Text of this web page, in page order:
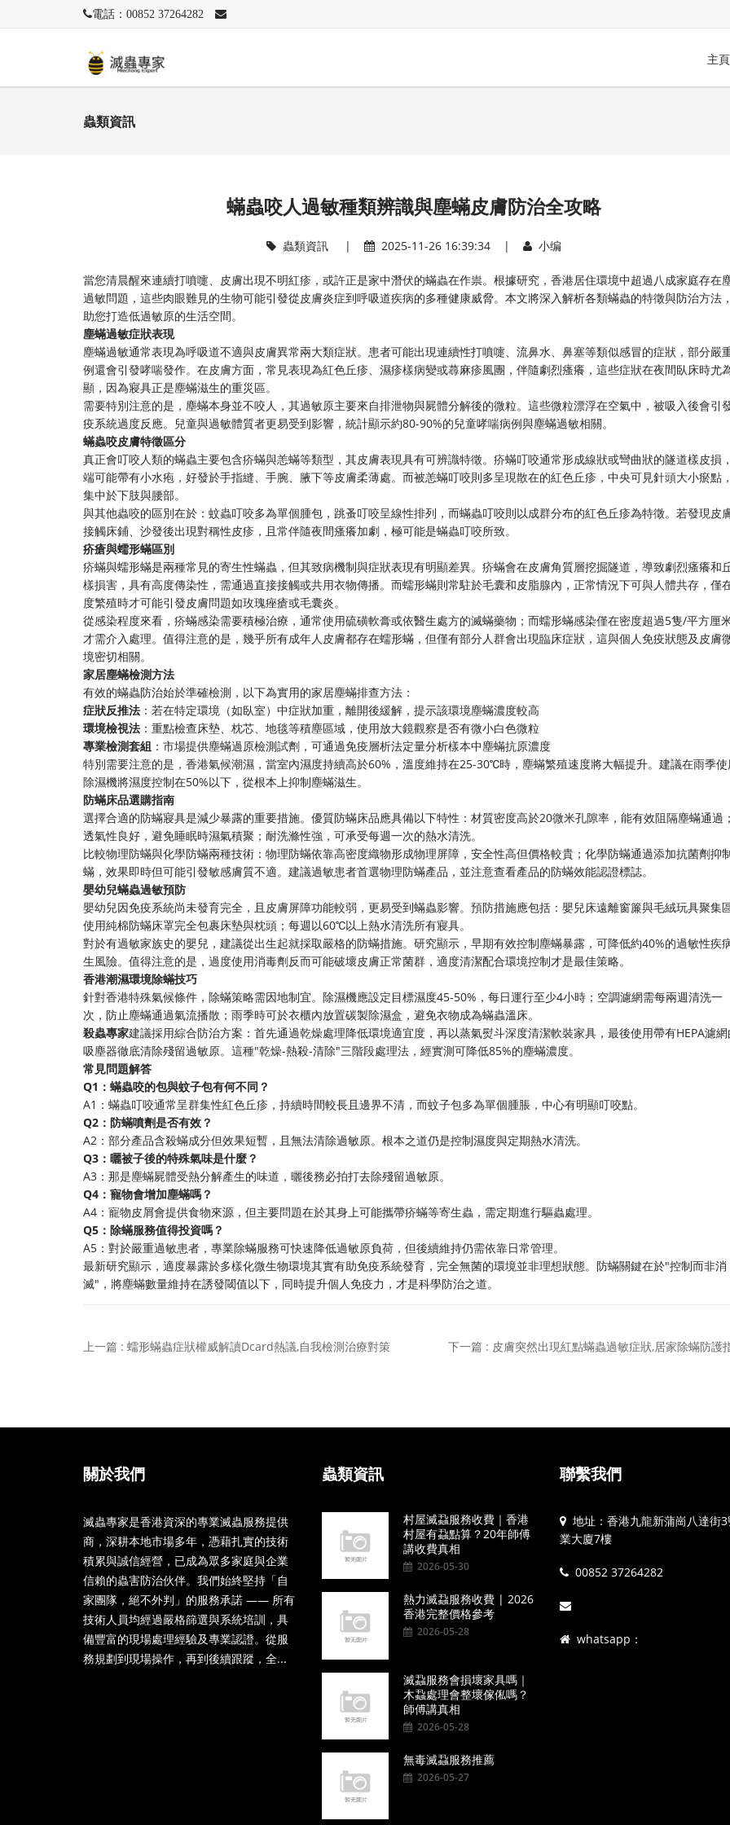
電話：00852 37264282
主頁
蟲類資訊
蟎蟲咬人過敏種類辨識與塵蟎皮膚防治全攻略
蟲類資訊 | 2025-11-26 16:39:34 | 小编
當您清晨醒來連續打噴嚏、皮膚出現不明紅疹，或許正是家中潛伏的蟎蟲在作祟。根據研究，香港居住環境中超過八成家庭存在
過敏問題，這些肉眼難見的生物可能引發從皮膚炎症到呼吸道疾病的多種健康威脅。本文將深入解析各類蟎蟲的特徵與防治方法
助您打造低過敏原的生活空間。
塵蟎過敏症狀表現
塵蟎過敏通常表現為呼吸道不適與皮膚異常兩大類症狀。患者可能出現連續性打噴嚏、流鼻水、鼻塞等類似感冒的症狀，部分嚴
例還會引發哮喘發作。在皮膚方面，常見表現為紅色丘疹、濕疹樣病變或蕁麻疹風團，伴隨劇烈瘙癢，這些症狀在夜間臥床時尤
顯，因為寢具正是塵蟎滋生的重災區。
需要特別注意的是，塵蟎本身並不咬人，其過敏原主要來自排泄物與屍體分解後的微粒。這些微粒漂浮在空氣中，被吸入後會引
疫系統過度反應。兒童與過敏體質者更易受到影響，統計顯示約80-90%的兒童哮喘病例與塵蟎過敏相關。
蟎蟲咬皮膚特徵區分
真正會叮咬人類的蟎蟲主要包含疥蟎與恙蟎等類型，其皮膚表現具有可辨識特徵。疥蟎叮咬通常形成線狀或彎曲狀的隧道樣皮損
端可能帶有小水疱，好發於手指縫、手腕、腋下等皮膚柔薄處。而被恙蟎叮咬則多呈現散在的紅色丘疹，中央可見針頭大小瘀點
集中於下肢與腰部。
與其他蟲咬的區別在於：蚊蟲叮咬多為單個腫包，跳蚤叮咬呈線性排列，而蟎蟲叮咬則以成群分布的紅色丘疹為特徵。若發現皮
接觸床鋪、沙發後出現對稱性皮疹，且常伴隨夜間瘙癢加劇，極可能是蟎蟲叮咬所致。
疥瘡與蠕形蟎區別
疥蟎與蠕形蟎是兩種常見的寄生性蟎蟲，但其致病機制與症狀表現有明顯差異。疥蟎會在皮膚角質層挖掘隧道，導致劇烈瘙癢和
樣損害，具有高度傳染性，需通過直接接觸或共用衣物傳播。而蠕形蟎則常駐於毛囊和皮脂腺內，正常情況下可與人體共存，僅
度繁殖時才可能引發皮膚問題如玫瑰痤瘡或毛囊炎。
從感染程度來看，疥蟎感染需要積極治療，通常使用硫磺軟膏或依醫生處方的滅蟎藥物；而蠕形蟎感染僅在密度超過5隻/平方厘
才需介入處理。值得注意的是，幾乎所有成年人皮膚都存在蠕形蟎，但僅有部分人群會出現臨床症狀，這與個人免疫狀態及皮膚
境密切相關。
家居塵蟎檢測方法
有效的蟎蟲防治始於準確檢測，以下為實用的家居塵蟎排查方法：
症狀反推法 ：若在特定環境（如臥室）中症狀加重，離開後緩解，提示該環境塵蟎濃度較高
環境檢視法 ：重點檢查床墊、枕芯、地毯等積塵區域，使用放大鏡觀察是否有微小白色微粒
專業檢測套組 ：市場提供塵蟎過原檢測試劑，可通過免疫層析法定量分析樣本中塵蟎抗原濃度
特別需要注意的是，香港氣候潮濕，當室內濕度持續高於60%，溫度維持在25-30℃時，塵蟎繁殖速度將大幅提升。建議在雨季
除濕機將濕度控制在50%以下，從根本上抑制塵蟎滋生。
防蟎床品選購指南
選擇合適的防蟎寢具是減少暴露的重要措施。優質防蟎床品應具備以下特性：材質密度高於20微米孔隙率，能有效阻隔塵蟎通過
透氣性良好，避免睡眠時濕氣積聚；耐洗滌性強，可承受每週一次的熱水清洗。
比較物理防蟎與化學防蟎兩種技術：物理防蟎依靠高密度織物形成物理屏障，安全性高但價格較貴；化學防蟎通過添加抗菌劑抑
蟎，效果即時但可能引發敏感膚質不適。建議過敏患者首選物理防蟎產品，並注意查看產品的防蟎效能認證標誌。
嬰幼兒蟎蟲過敏預防
嬰幼兒因免疫系統尚未發育完全，且皮膚屏障功能較弱，更易受到蟎蟲影響。預防措施應包括：嬰兒床遠離窗簾與毛絨玩具聚集
使用純棉防蟎床罩完全包裹床墊與枕頭；每週以60℃以上熱水清洗所有寢具。
對於有過敏家族史的嬰兒，建議從出生起就採取嚴格的防蟎措施。研究顯示，早期有效控制塵蟎暴露，可降低約40%的過敏性疾
生風險。值得注意的是，過度使用消毒劑反而可能破壞皮膚正常菌群，適度清潔配合環境控制才是最佳策略。
香港潮濕環境除蟎技巧
針對香港特殊氣候條件，除蟎策略需因地制宜。除濕機應設定目標濕度45-50%，每日運行至少4小時；空調濾網需每兩週清洗一
次，防止塵蟎通過氣流播散；雨季時可於衣櫃內放置碳製除濕盒，避免衣物成為蟎蟲溫床。
殺蟲專家建議採用綜合防治方案：首先通過乾燥處理降低環境適宜度，再以蒸氣熨斗深度清潔軟裝家具，最後使用帶有HEPA濾
吸塵器徹底清除殘留過敏原。這種"乾燥-熱殺-清除"三階段處理法，經實測可降低85%的塵蟎濃度。
常見問題解答
Q1：蟎蟲咬的包與蚊子包有何不同？
A1：蟎蟲叮咬通常呈群集性紅色丘疹，持續時間較長且邊界不清，而蚊子包多為單個腫脹，中心有明顯叮咬點。
Q2：防蟎噴劑是否有效？
A2：部分產品含殺蟎成分但效果短暫，且無法清除過敏原。根本之道仍是控制濕度與定期熱水清洗。
Q3：曬被子後的特殊氣味是什麼？
A3：那是塵蟎屍體受熱分解產生的味道，曬後務必拍打去除殘留過敏原。
Q4：寵物會增加塵蟎嗎？
A4：寵物皮屑會提供食物來源，但主要問題在於其身上可能攜帶疥蟎等寄生蟲，需定期進行驅蟲處理。
Q5：除蟎服務值得投資嗎？
A5：對於嚴重過敏患者，專業除蟎服務可快速降低過敏原負荷，但後續維持仍需依靠日常管理。
最新研究顯示，適度暴露於多樣化微生物環境其實有助免疫系統發育，完全無菌的環境並非理想狀態。防蟎關鍵在於"控制而非消
滅"，將塵蟎數量維持在誘發閾值以下，同時提升個人免疫力，才是科學防治之道。
上一篇 : 蠕形蟎蟲症狀權威解讀Dcard熱議,自我檢測治療對策 下一篇 : 皮膚突然出現紅點蟎蟲過敏症狀,居家除蟎防護
關於我們
滅蟲專家是香港資深的專業滅蟲服務提供
商，深耕本地市場多年，憑藉扎實的技術
積累與誠信經營，已成為眾多家庭與企業
信賴的蟲害防治伙伴。我們始終堅持「自
家團隊，絕不外判」的服務承諾 —— 所有
技術人員均經過嚴格篩選與系統培訓，具
備豐富的現場處理經驗及專業認證。從服
務規劃到現場操作，再到後續跟蹤，全...
蟲類資訊
村屋滅蝨服務收費｜香港
村屋有蝨點算？20年師傅
講收費真相
2026-05-30
熱力滅蝨服務收費 | 2026
香港完整價格參考
2026-05-28
滅蝨服務會損壞家具嗎｜
木蝨處理會整壞傢俬嗎？
師傅講真相
2026-05-28
無毒滅蝨服務推薦
2026-05-27
聯繫我們
地址：香港九龍新蒲崗八達街
業大廈7樓
00852 37264282
whatsapp：